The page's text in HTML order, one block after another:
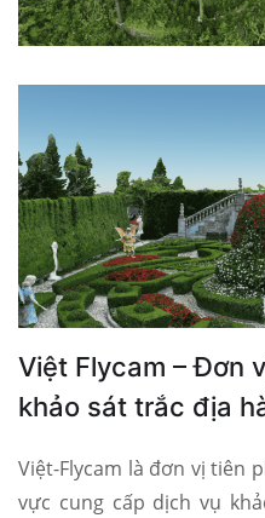
Việt Flycam – Đơn
khảo sát trắc địa
Việt-Flycam là đơn vị tiên
vực cung cấp dịch vụ